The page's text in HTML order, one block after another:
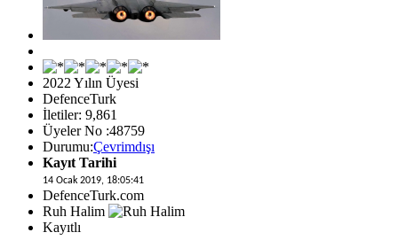
2022 Yılın Üyesi
DefenceTurk
İletiler: 9,861
Üyeler No :48759
Durumu:Çevrimdışı
Kayıt Tarihi
14 Ocak 2019, 18:05:41
DefenceTurk.com
Ruh Halim
Kayıtlı